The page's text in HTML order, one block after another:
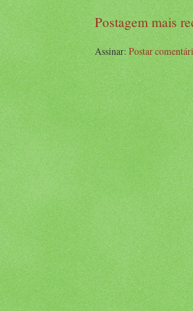
Postagem mais
Assinar:Postar